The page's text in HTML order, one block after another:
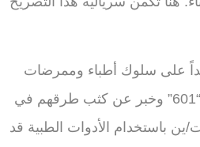
على سلوك أطباء وممرضات
زبانية المشفى العسكري “601” وخبر عن كثب طرقهم في
ين باستخدام الأدوات الطبية قد